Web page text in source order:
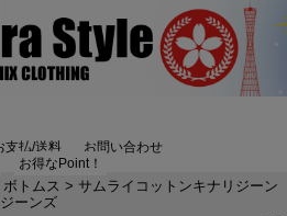
支払/送料
お問い合わせ
お得なPoint！
ボトムス > サムライコットンキナリジーン
ーンズ